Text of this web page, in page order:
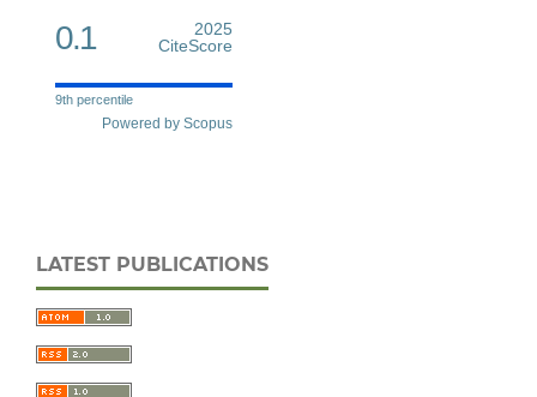
0.1
2025
CiteScore
9th percentile
Powered by Scopus
LATEST PUBLICATIONS